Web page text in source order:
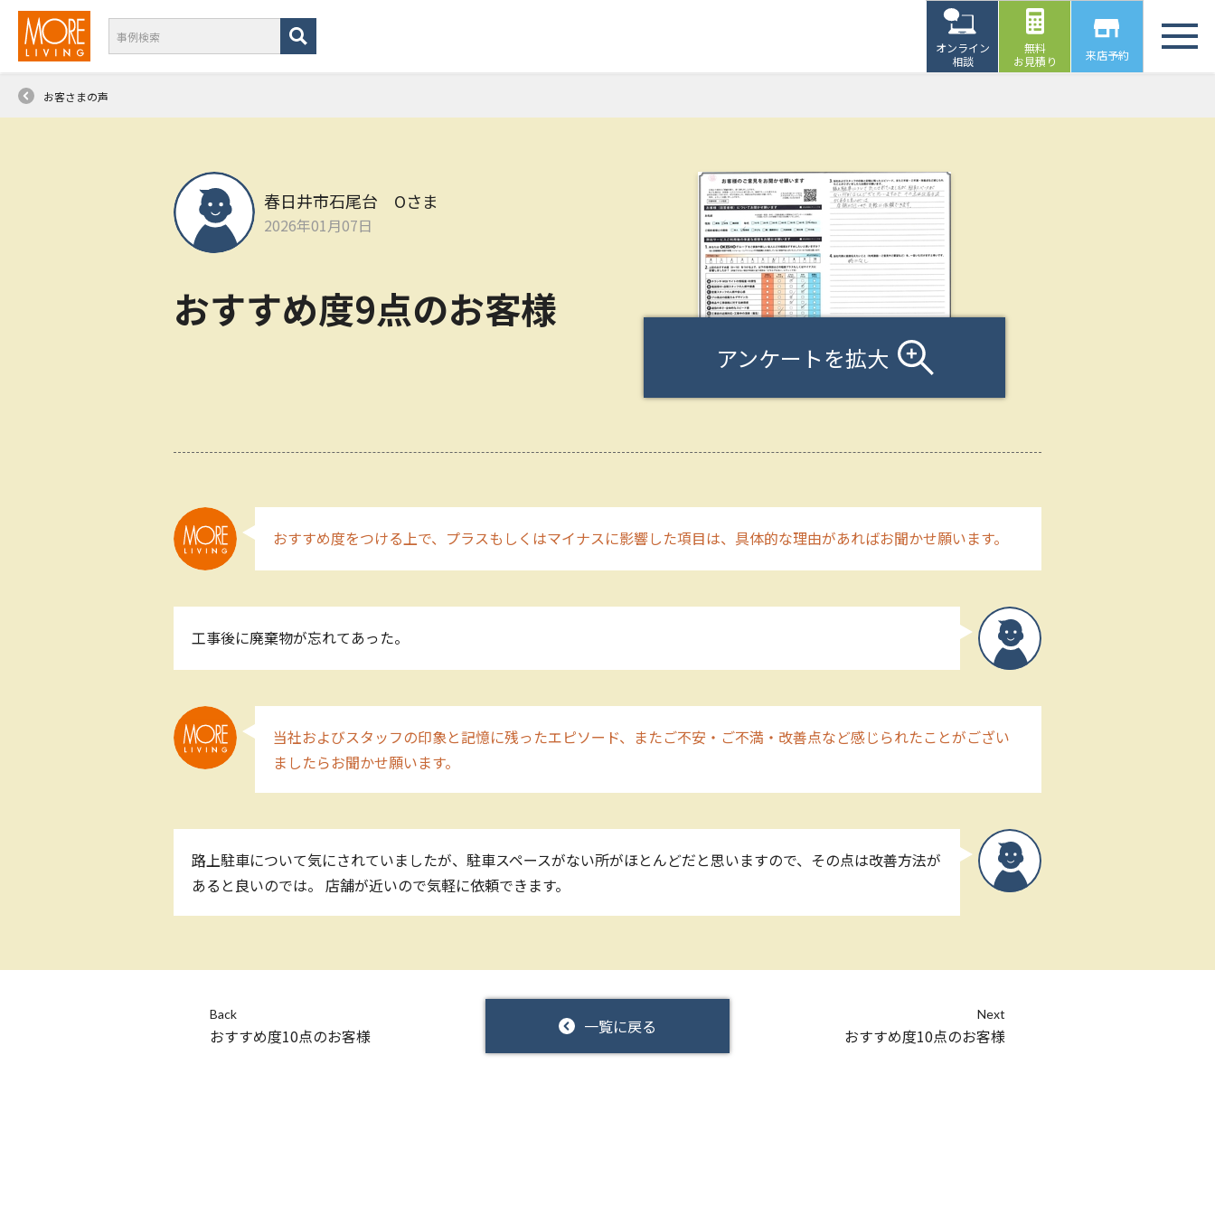
オンライン
相談
無料
お見積り
来店予約
お客さまの声
春日井市石尾台 Oさま
2026年01月07日
おすすめ度9点のお客様
アンケートを拡大
おすすめ度をつける上で、プラスもしくはマイナスに影響した項目は、具体的な理由があればお聞かせ願います。
工事後に廃棄物が忘れてあった。
当社およびスタッフの印象と記憶に残ったエピソード、またご不安・ご不満・改善点など感じられたことがござい
ましたらお聞かせ願います。
路上駐車について気にされていましたが、駐車スペースがない所がほとんどだと思いますので、その点は改善方法が
あると良いのでは。 店舗が近いので気軽に依頼できます。
Back
おすすめ度10点のお客様 一覧に戻る
Next
おすすめ度10点のお客様